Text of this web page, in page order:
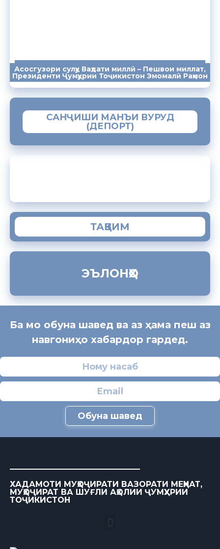
Асосгузори сулҳу Ваҳдати миллӣ – Пешвои миллат,
Президенти Ҷумҳурии Тоҷикистон Эмомалӣ Раҳмон
ПАЁМҲО СУХАНРОНИҲО СОМОНА
САНҶИШИ МАНЪИ ВУРУД
(ДЕПОРТ)
ТАҚВИМ
ЭЪЛОНҲО
Ба мо обуна шавед ва аз ҳама пеш аз
навгониҳо хабардор гардед.
Обуна шавед
ХАДАМОТИ МУҲОҶИРАТИ ВАЗОРАТИ МЕҲНАТ,
МУҲОҶИРАТ ВА ШУҒЛИ АҲОЛИИ ҶУМҲУРИИ
ТОҶИКИСТОН